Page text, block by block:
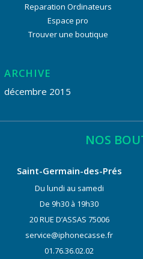
Reparation Ordinateurs
Espace pro
Trouver une boutique
ARCHIVE
décembre 2015
NOS
Saint-Germain-des-Prés
Du lundi au samedi
De 9h30 à 19h30
20 RUE D’ASSAS 75006
service@iphonecasse.fr
01.76.36.02.02